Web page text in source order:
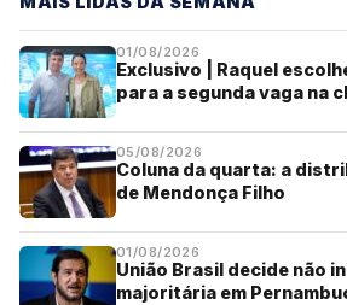
01/08/2026
Exclusivo | Raquel
para a segunda vaga na
05/08/2026
Coluna da quarta: a
de Mendonça Filho
01/08/2026
União Brasil decide não
majoritária em